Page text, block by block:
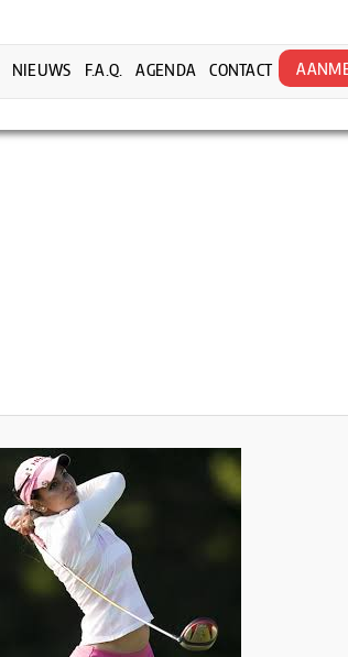
NIEUWS F.A.Q. AGENDA CONTACT